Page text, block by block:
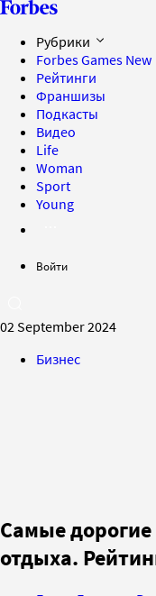
Рубрики
Forbes Games New
Рейтинги
Франшизы
Подкасты
Видео
Life
Woman
Sport
Young
Войти
02 September 2024
Бизнес
Самые
отдыха.